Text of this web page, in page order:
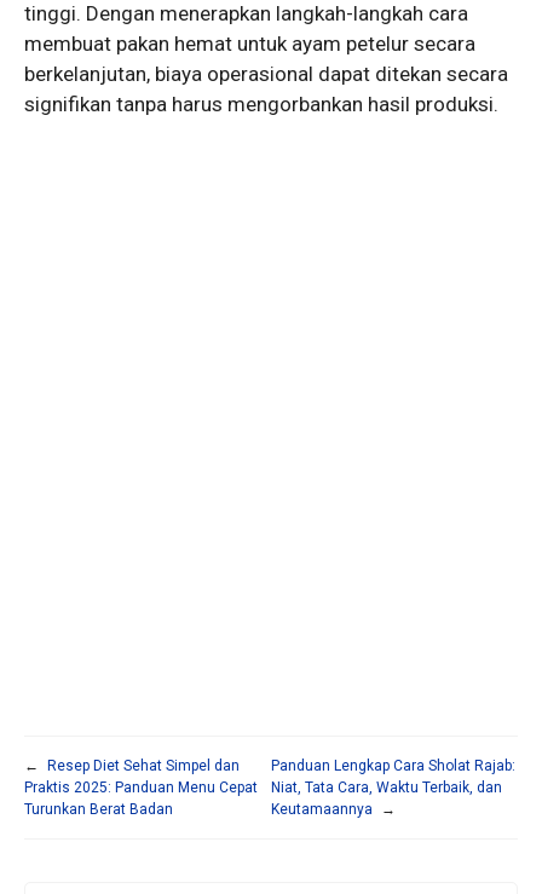
tinggi. Dengan menerapkan langkah-langkah cara
membuat pakan hemat untuk ayam petelur secara
berkelanjutan, biaya operasional dapat ditekan secara
signifikan tanpa harus mengorbankan hasil produksi.
←
Resep Diet Sehat Simpel dan
Praktis 2025: Panduan Menu Cepat
Turunkan Berat Badan
Panduan Lengkap Cara Sholat Rajab:
Niat, Tata Cara, Waktu Terbaik, dan
Keutamaannya
→